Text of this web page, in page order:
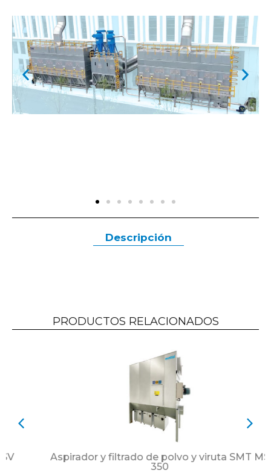
Descripción
PRODUCTOS RELACIONADOS
Aspirador y filtrado de polvo y viruta SMT MS